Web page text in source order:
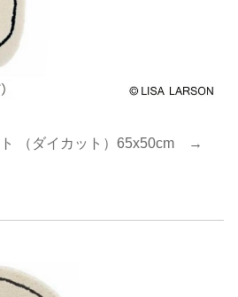
ト （ダイカット）65x50cm →